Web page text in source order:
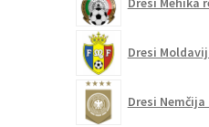
Dresi
Dresi